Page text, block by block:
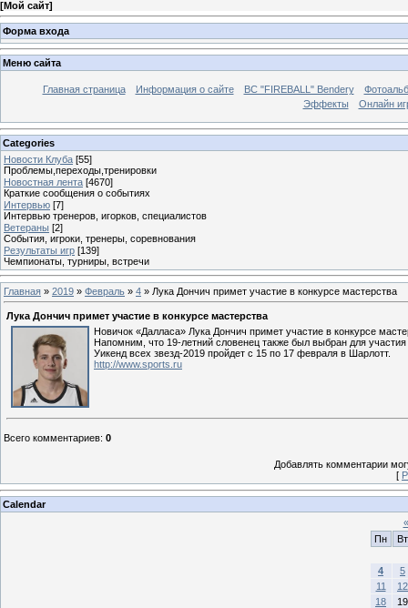
[Мой сайт]
Форма входа
Меню сайта
Главная страница Информация о сайте BC "FIREBALL" Bendery
Эффекты
Онлайн
Categories
Новости Клуба [55]
Проблемы,переходы,тренировки
Новостная лента [4670]
Краткие сообщения о событиях
Интервью [7]
Интервью тренеров, игорков, специалистов
Ветераны [2]
События, игроки, тренеры, соревнования
Результаты игр [139]
Чемпионаты, турниры, встречи
Главная » 2019 » Февраль » 4 » Лука Дончич примет участие в конкурсе мастерства
Лука Дончич примет участие в конкурсе мастерства
Новичок «Далласа» Лука Дончич примет участие в конкурсе
Напомним, что 19-летний словенец также был выбран для
Уикенд всех звезд-2019 пройдет с 15 по 17 февраля в Шарлотт.
http://www.sports.ru
Всего комментариев: 0
Добавлять комментарии
[
Calendar
«
Пн
Вт
4
5
11
12
18
19